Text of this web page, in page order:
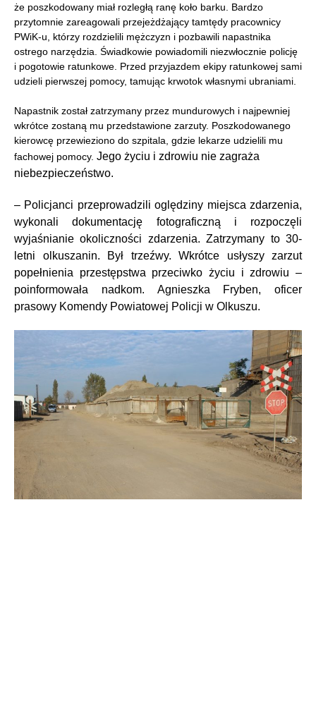
że poszkodowany miał rozległą ranę koło barku. Bardzo
przytomnie zareagowali przejeżdżający tamtędy pracownicy
PWiK-u, którzy rozdzielili mężczyzn i pozbawili napastnika
ostrego narzędzia. Świadkowie powiadomili niezwłocznie policję
i pogotowie ratunkowe. Przed przyjazdem ekipy ratunkowej sami
udzieli pierwszej pomocy, tamując krwotok własnymi ubraniami.
Napastnik został zatrzymany przez mundurowych i najpewniej
wkrótce zostaną mu przedstawione zarzuty. Poszkodowanego
kierowcę przewieziono do szpitala, gdzie lekarze udzielili mu
fachowej pomocy. Jego życiu i zdrowiu nie zagraża
niebezpieczeństwo.
– Policjanci przeprowadzili oględziny miejsca zdarzenia,
wykonali dokumentację fotograficzną i rozpoczęli
wyjaśnianie okoliczności zdarzenia. Zatrzymany to 30-
letni olkuszanin. Był trzeźwy. Wkrótce usłyszy zarzut
popełnienia przestępstwa przeciwko życiu i zdrowiu –
poinformowała nadkom. Agnieszka Fryben, oficer
prasowy Komendy Powiatowej Policji w Olkuszu.